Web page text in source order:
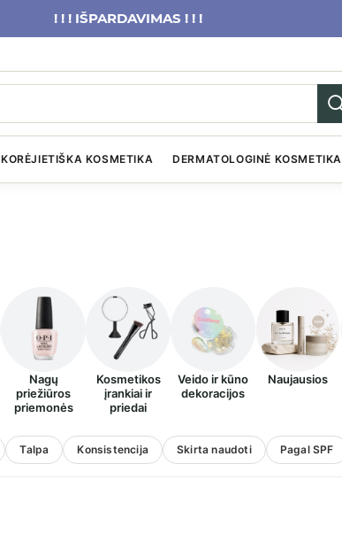
! ! ! IŠPARDAVIMAS ! ! !
KORĖJIETIŠKA KOSMETIKA DERMATOLOGINĖ KOSMETIKA
Nagų
priežiūros
priemonės
Kosmetikos
įrankiai ir
priedai
Veido ir kūno
dekoracijos
Naujausios
Talpa Konsistencija Skirta naudoti Pagal SPF